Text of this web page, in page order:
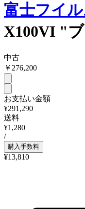
富士フイ
X100VI "
中古
￥ 276,200
お支払い金額
¥291,290
送料
¥1,280
/
購入手数料
¥13,810